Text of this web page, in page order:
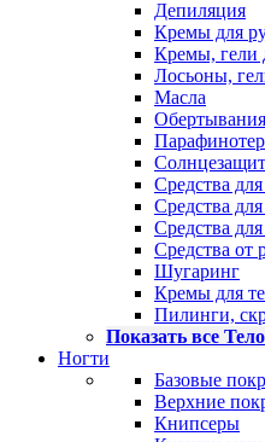
Депиляция
Кремы для
Кремы, гели
Лосьоны,
Масла
Обертывания
Средства
Средства
Средства
Средства от
Шугаринг
Кремы для
Пилинги,
Показать все Тело
Ногти
Базовые
Верхние
Книпсеры